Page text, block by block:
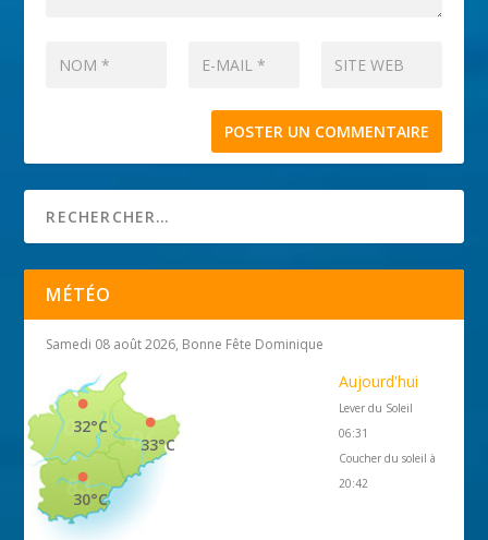
MÉTÉO
Samedi 08 août 2026, Bonne Fête Dominique
33°C
32°C
30°C
Aujourd'hui
Lever du Soleil
06:31
Coucher du soleil à
20:42